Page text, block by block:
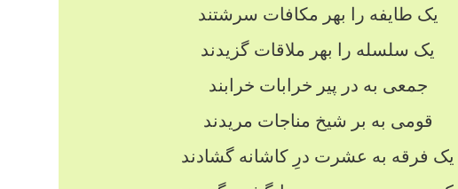
یک طایفه را بهر مکافات سرشتند
یک سلسله را بهر ملاقات گزیدند
جمعی به در پیر خرابات خرابند
قومی به بر شیخ مناجات مریدند
یک فرقه به عشرت درِ کاشانه گشادند